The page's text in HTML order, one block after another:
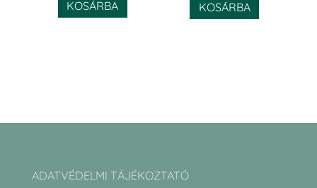
KOSÁRBA
was:
KOSÁRBA
ADATVÉDELMI TÁJÉKOZTATÓ